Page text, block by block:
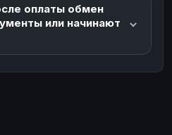
оплаты обмен
или начинают